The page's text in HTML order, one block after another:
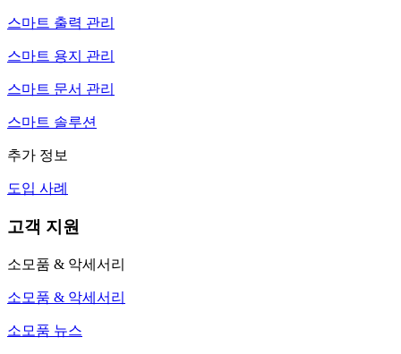
스마트 출력 관리
스마트 용지 관리
스마트 문서 관리
스마트 솔루션
추가 정보
도입 사례
고객 지원
소모품 & 악세서리
소모품 & 악세서리
소모품 뉴스